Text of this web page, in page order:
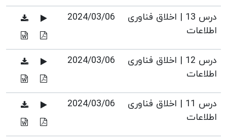
درس 13 | اخلاق فناوری
اطلاعات
2024/03/06
درس 12 | اخلاق فناوری
اطلاعات
2024/03/06
درس 11 | اخلاق فناوری
اطلاعات
2024/03/06